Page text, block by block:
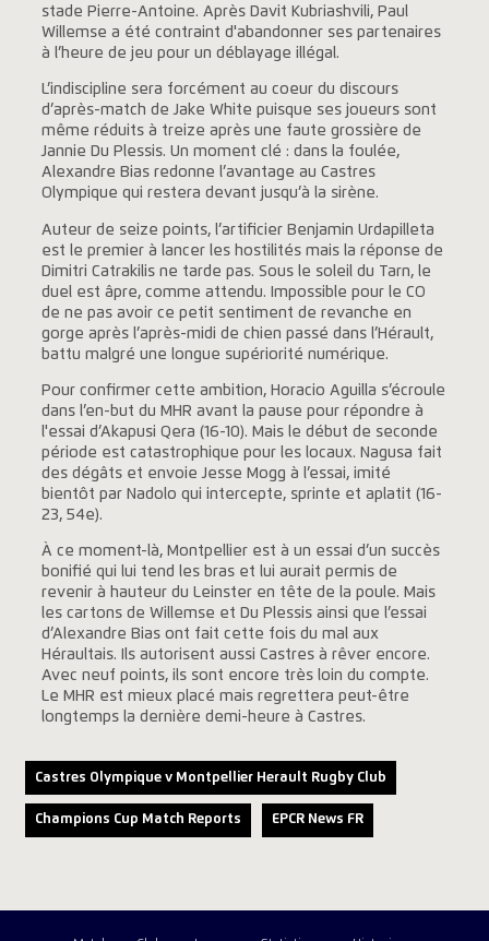
stade Pierre-Antoine. Après Davit Kubriashvili, Paul
Willemse a été contraint d'abandonner ses partenaires
à l’heure de jeu pour un déblayage illégal.
L’indiscipline sera forcément au coeur du discours
d’après-match de Jake White puisque ses joueurs sont
même réduits à treize après une faute grossière de
Jannie Du Plessis. Un moment clé : dans la foulée,
Alexandre Bias redonne l’avantage au Castres
Olympique qui restera devant jusqu’à la sirène.
Auteur de seize points, l’artificier Benjamin Urdapilleta
est le premier à lancer les hostilités mais la réponse de
Dimitri Catrakilis ne tarde pas. Sous le soleil du Tarn, le
duel est âpre, comme attendu. Impossible pour le CO
de ne pas avoir ce petit sentiment de revanche en
gorge après l’après-midi de chien passé dans l’Hérault,
battu malgré une longue supériorité numérique.
Pour confirmer cette ambition, Horacio Aguilla s’écroule
dans l’en-but du MHR avant la pause pour répondre à
l'essai d’Akapusi Qera (16-10). Mais le début de seconde
période est catastrophique pour les locaux. Nagusa fait
des dégâts et envoie Jesse Mogg à l’essai, imité
bientôt par Nadolo qui intercepte, sprinte et aplatit (16-
23, 54e).
À ce moment-là, Montpellier est à un essai d’un succès
bonifié qui lui tend les bras et lui aurait permis de
revenir à hauteur du Leinster en tête de la poule. Mais
les cartons de Willemse et Du Plessis ainsi que l’essai
d’Alexandre Bias ont fait cette fois du mal aux
Héraultais. Ils autorisent aussi Castres à rêver encore.
Avec neuf points, ils sont encore très loin du compte.
Le MHR est mieux placé mais regrettera peut-être
longtemps la dernière demi-heure à Castres.
Castres Olympique v Montpellier Herault Rugby Club
Champions Cup Match Reports EPCR News FR